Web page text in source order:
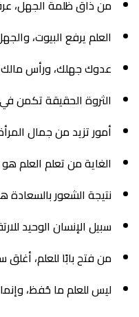
من ذاق ظلمة الجهل،
العلم يرفع البيوت،
عدوك جهلك، ورأس مالك
الثروة الحقيقة تكمن في
أمور تزيد من جمال
الغاية من تعلم العلم
نتيجة الشعور بالسعادة
سبيل الإنسان الوحيد
من فتح بابًا للعلم، أغلق
ليس للعلم ما حُفظ،